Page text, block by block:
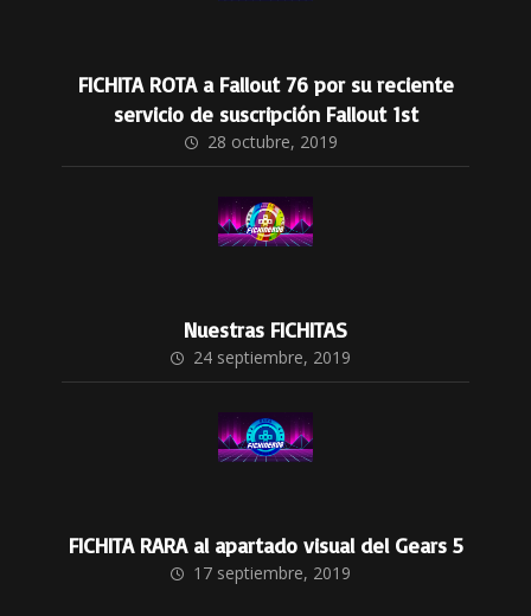
FICHITA ROTA a Fallout 76 por su reciente
servicio de suscripción Fallout 1st
28 octubre, 2019
Nuestras FICHITAS
24 septiembre, 2019
FICHITA RARA al apartado visual del Gears 5
17 septiembre, 2019